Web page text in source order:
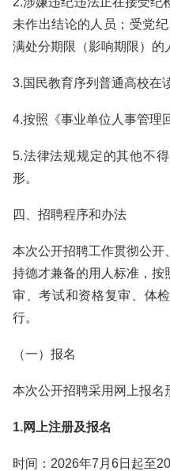
未作出结论的人员；受党
满处分期限（影响期限）的
3.国民教育序列普通高校在
4.按照《事业单位人事管理
5.法律法规规定的其他不
形。
四、招聘程序和办法
本次公开招聘工作贯彻公开
持德才兼备的用人标准，按
审、考试和资格复审、体
行。
（一）报名
本次公开招聘采用网上报名
1.网上注册及报名
时间：2026年7月6日起至